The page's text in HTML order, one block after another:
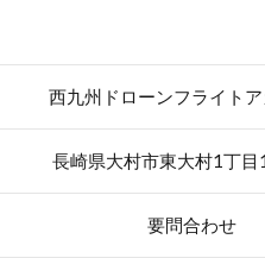
西九州ドローンフライト
長崎県大村市東大村1丁
要問合わせ